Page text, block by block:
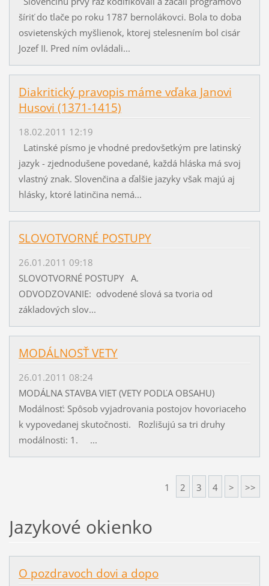
šíriť do tlače po roku 1787 bernolákovci. Bola to doba
osvietenských myšlienok, ktorej stelesnením bol cisár
Jozef II. Pred ním ovládali...
Diakritický pravopis máme vďaka Janovi
Husovi (1371-1415)
18.02.2011 12:19
Latinské písmo je vhodné predovšetkým pre latinský
jazyk - zjednodušene povedané, každá hláska má svoj
vlastný znak. Slovenčina a ďalšie jazyky však majú aj
hlásky, ktoré latinčina nemá...
SLOVOTVORNÉ POSTUPY
26.01.2011 09:18
SLOVOTVORNÉ POSTUPY A.
ODVODZOVANIE: odvodené slová sa tvoria od
základových slov...
MODÁLNOSŤ VETY
26.01.2011 08:24
MODÁLNA STAVBA VIET (VETY PODĽA OBSAHU)
Modálnosť: Spôsob vyjadrovania postojov hovoriaceho
k vypovedanej skutočnosti. Rozlišujú sa tri druhy
modálnosti: 1. ...
1 2 3 4 > >>
Jazykové okienko
O pozdravoch dovi a dopo